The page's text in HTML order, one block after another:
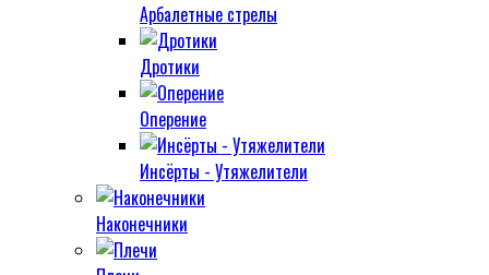
Арбалетные стрелы
Дротики
Оперение
Инсёрты - Утяжелители
Наконечники